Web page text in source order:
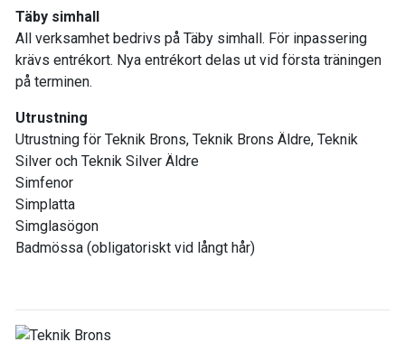
Täby simhall
All verksamhet bedrivs på Täby simhall. För inpassering
krävs entrékort. Nya entrékort delas ut vid första träningen
på terminen.
Utrustning
Utrustning för Teknik Brons, Teknik Brons Äldre, Teknik
Silver och Teknik Silver Äldre
Simfenor
Simplatta
Simglasögon
Badmössa (obligatoriskt vid långt hår)